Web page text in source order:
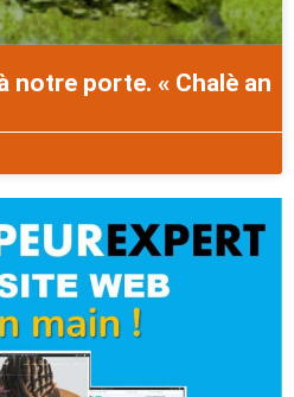
notre porte. « Chalè an